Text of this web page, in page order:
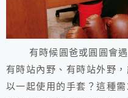
有時候圓爸或圓圓會遇
有時站內野、有時站外野
以一起使用的手套？這種